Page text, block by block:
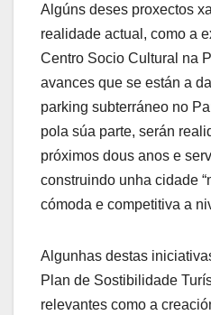
Algúns deses proxectos
realidade actual, como a
Centro Socio Cultural na
avances que se están a
parking subterráneo no
pola súa parte, serán
próximos dous anos e
construindo unha cidade
cómoda e competitiva a
Algunhas destas
Plan de Sostibilidade
relevantes como a